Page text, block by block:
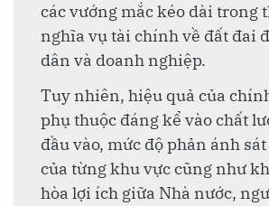
các vướng mắc kéo dài trong
nghĩa vụ tài chính về đất đai
dân và doanh nghiệp.
Tuy nhiên, hiệu quả của
phụ thuộc đáng kể vào chất
đầu vào, mức độ phản ánh
của từng khu vực cũng như
hòa lợi ích giữa Nhà nước,